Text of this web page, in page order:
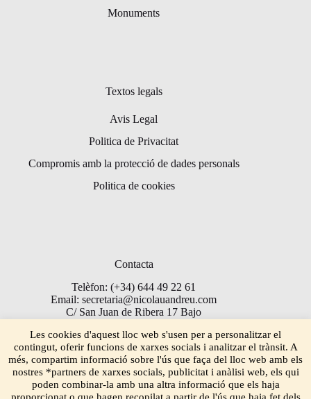
Monuments
Textos legals
Avis Legal
Politica de Privacitat
Compromis amb la protecció de dades personals
Politica de cookies
Contacta
Telèfon: (+34) 644 49 22 61
Email: secretaria@nicolauandreu.com
C/ San Juan de Ribera 17 Bajo
Les cookies d'aquest lloc web s'usen per a personalitzar el
contingut, oferir funcions de xarxes socials i analitzar el trànsit. A
més, compartim informació sobre l'ús que faça del lloc web amb els
nostres *partners de xarxes socials, publicitat i anàlisi web, els qui
poden combinar-la amb una altra informació que els haja